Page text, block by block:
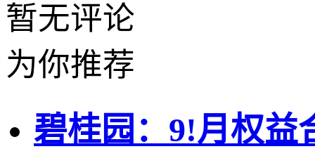
暂无评论
为你推荐
碧桂园：9!月权益